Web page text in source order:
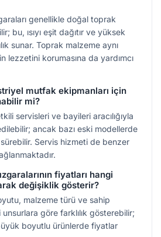
genellikle doğal toprak
bu, ısıyı eşit dağıtır ve yüksek
sunar. Toprak malzeme aynı
lezzetini korumasına da yardımcı
mutfak ekipmanları için
mi?
servisleri ve bayileri aracılığıyla
ancak bazı eski modellerde
Servis hizmeti de benzer
fiyatları hangi
değişiklik gösterir?
malzeme türü ve sahip
göre farklılık gösterebilir;
boyutlu ürünlerde fiyatlar